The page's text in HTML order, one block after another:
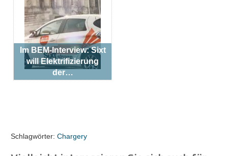
Im BEM-Interview: Sixt
will Elektrifizierung
der…
Schlagwörter: Chargery